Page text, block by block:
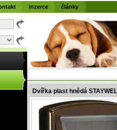
Dvířka plast hnědá
inzerce články